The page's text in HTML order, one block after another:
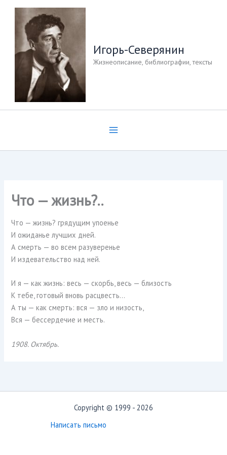
Перейти
содержимому
Игорь-Северянин
Жизнеописание, библиографии, тексты
Что — жизнь?..
Что — жизнь? грядущим упоенье
И ожиданье лучших дней.
А смерть — во всем разуверенье
И издевательство над ней.
И я — как жизнь: весь — скорбь, весь — близость
К тебе, готовый вновь расцвесть…
А ты — как смерть: вся — зло и низость,
Вся — бессердечие и месть.
1908. Октябрь.
Copyright © 1999 - 2026
Написать письмо